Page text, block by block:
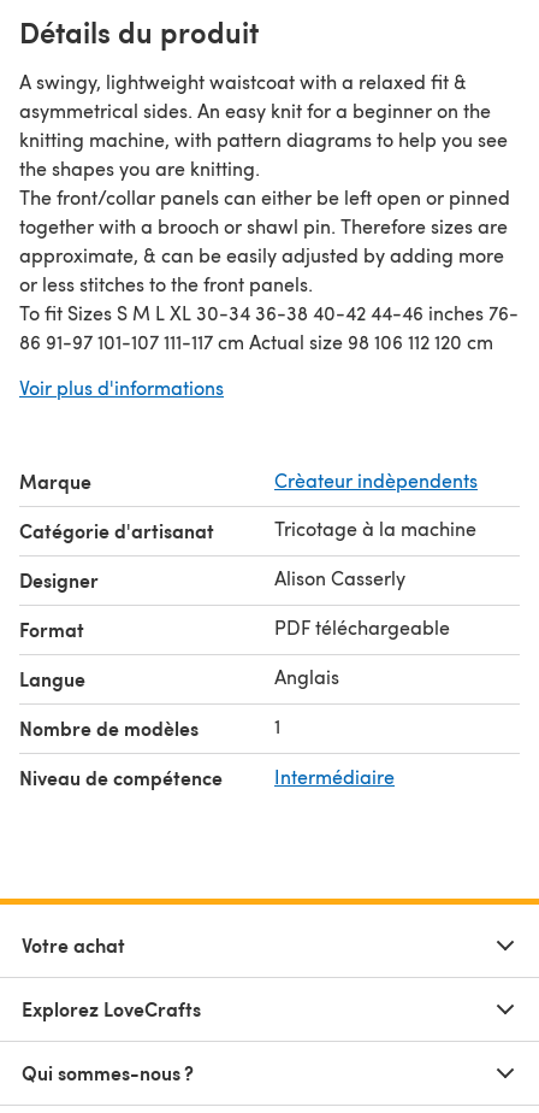
Détails du produit
A swingy, lightweight waistcoat with a relaxed fit &
asymmetrical sides. An easy knit for a beginner on the
knitting machine, with pattern diagrams to help you see
the shapes you are knitting.
The front/collar panels can either be left open or pinned
together with a brooch or shawl pin. Therefore sizes are
approximate, & can be easily adjusted by adding more
or less stitches to the front panels.
To fit Sizes S M L XL 30-34 36-38 40-42 44-46 inches 76-
86 91-97 101-107 111-117 cm Actual size 98 106 112 120 cm
114 cm
Brittany.
Knit on a Standard gauge machine without a ribber. I
used a Brother 881. You will need a basic knowledge of
casting on with waste-yarn, e-wrap cast on, picking up
stitches, decreasing & casting off loosely.
Voir plus d'informations
Marque Crèateur indèpendents
Catégorie d'artisanat Tricotage à la machine
Designer Alison Casserly
Format PDF téléchargeable
Langue Anglais
Nombre de modèles 1
Niveau de compétence Intermédiaire
Votre achat
Explorez LoveCrafts
Qui sommes-nous ?